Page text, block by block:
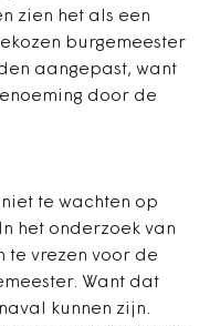
zien het als een
burgemeester
aangepast, want
door de
te wachten op
het onderzoek van
te vrezen voor de
Want dat
kunnen zijn.